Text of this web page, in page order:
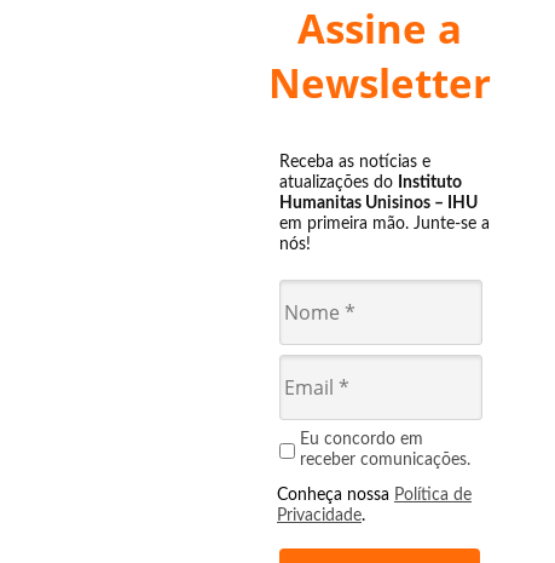
Assine a
Newsletter
Receba as notícias e
atualizações do Instituto
Humanitas Unisinos – IHU
em primeira mão. Junte-se a
nós!
Eu concordo em
receber comunicações.
Conheça nossa Política de
Privacidade.